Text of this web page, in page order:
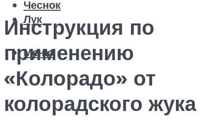
Чеснок
Лук
Меню
Инструкция по
применению
«Колорадо» от
колорадского жука